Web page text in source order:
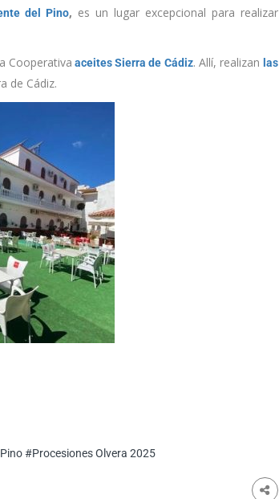
del Pino, es un lugar excepcional para realizar
Cooperativa aceites Sierra de Cádiz. Allí, realizan las
de Cádiz.
#Procesiones Olvera 2025